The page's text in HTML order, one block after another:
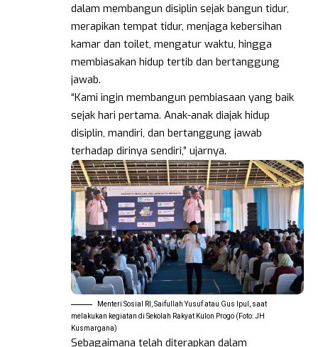
dalam membangun disiplin sejak bangun tidur,
merapikan tempat tidur, menjaga kebersihan
kamar dan toilet, mengatur waktu, hingga
membiasakan hidup tertib dan bertanggung
jawab.
“Kami ingin membangun pembiasaan yang baik
sejak hari pertama. Anak-anak diajak hidup
disiplin, mandiri, dan bertanggung jawab
terhadap dirinya sendiri,” ujarnya.
Menteri Sosial RI, Saifullah Yusuf atau Gus Ipul, saat
melakukan kegiatan di Sekolah Rakyat Kulon Progo (Foto: JH
Kusmargana)
Sebagaimana telah diterapkan dalam